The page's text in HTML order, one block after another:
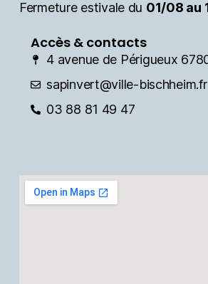
Fermeture estivale du 01/08 au
Accès & contacts
4 avenue de Périgueux
sapinvert@ville-bischheim.fr
03 88 81 49 47